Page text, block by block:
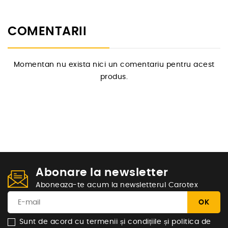
COMENTARII
Momentan nu exista nici un comentariu pentru acest
produs.
Abonare la newsletter
Aboneaza-te acum la newsletterul Carotex
Sunt de acord cu termenii și condițiile și politica de